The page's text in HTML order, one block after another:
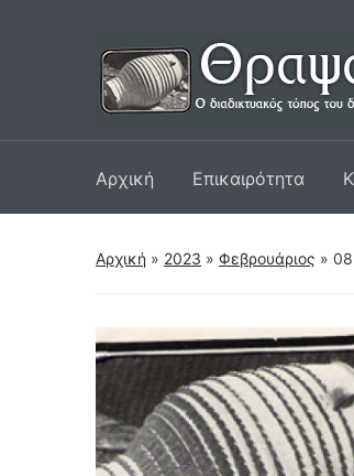
Αρχική Επικαιρότητα
Αρχική » 2023 » Φεβρουάριος » 08